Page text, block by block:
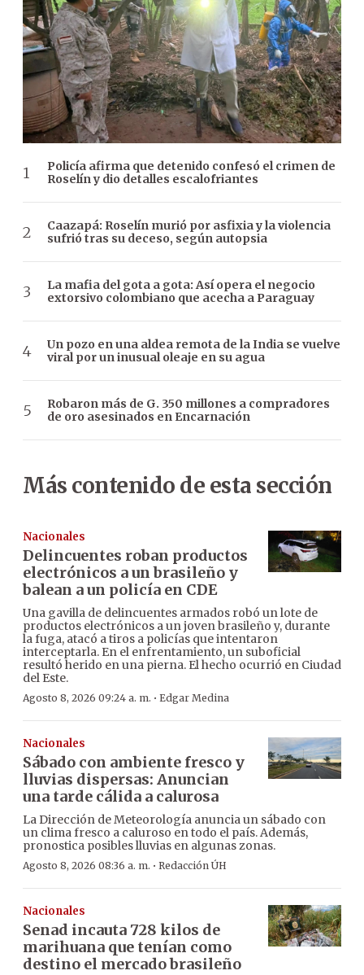
Policía afirma que detenido confesó el crimen de
Roselín y dio detalles escalofriantes
Caazapá: Roselín murió por asfixia y la violencia
sufrió tras su deceso, según autopsia
La mafia del gota a gota: Así opera el negocio
extorsivo colombiano que acecha a Paraguay
Un pozo en una aldea remota de la India se vuelve
viral por un inusual oleaje en su agua
Robaron más de G. 350 millones a compradores
de oro asesinados en Encarnación
Más contenido de esta sección
Nacionales
Delincuentes roban productos
electrónicos a un brasileño y
balean a un policía en CDE
Una gavilla de delincuentes armados robó un lote de
productos electrónicos a un joven brasileño y, durante
la fuga, atacó a tiros a policías que intentaron
interceptarla. En el enfrentamiento, un suboficial
resultó herido en una pierna. El hecho ocurrió en Ciudad
del Este.
Agosto 8, 2026 09:24 a. m. · Edgar Medina
Nacionales
Sábado con ambiente fresco y
lluvias dispersas: Anuncian
una tarde cálida a calurosa
La Dirección de Meteorología anuncia un sábado con
un clima fresco a caluroso en todo el país. Además,
pronostica posibles lluvias en algunas zonas.
Agosto 8, 2026 08:36 a. m. · Redacción ÚH
Nacionales
Senad incauta 728 kilos de
marihuana que tenían como
destino el mercado brasileño